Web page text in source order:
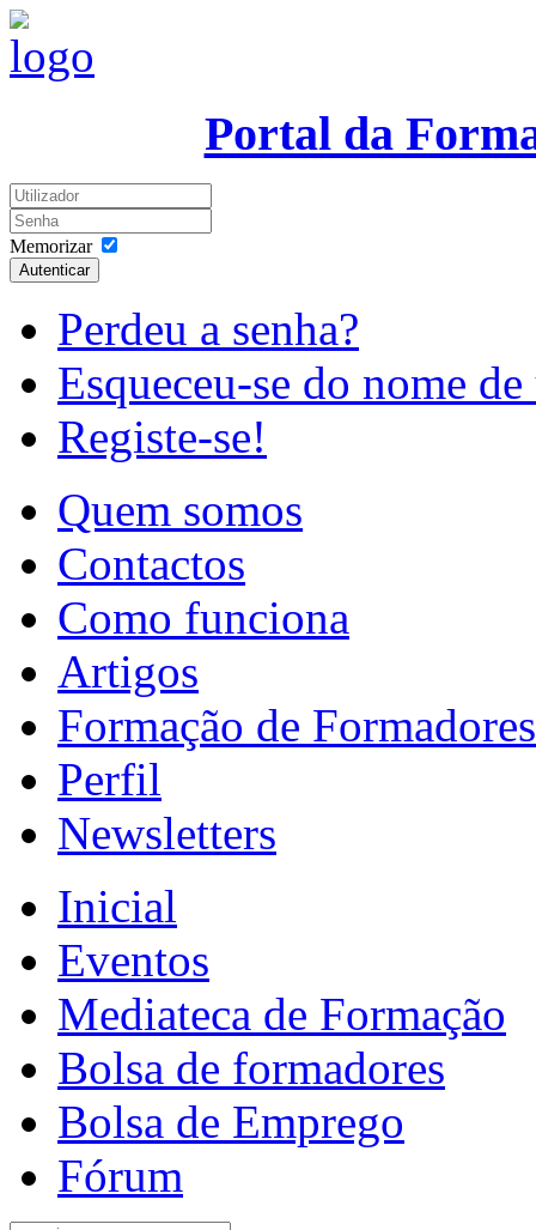
Portal da
Memorizar
Autenticar
Perdeu a senha?
Esqueceu-se do nome
Registe-se!
Quem somos
Contactos
Como funciona
Artigos
Formação de Formadores
Perfil
Newsletters
Inicial
Eventos
Mediateca de Formação
Bolsa de formadores
Bolsa de Emprego
Fórum